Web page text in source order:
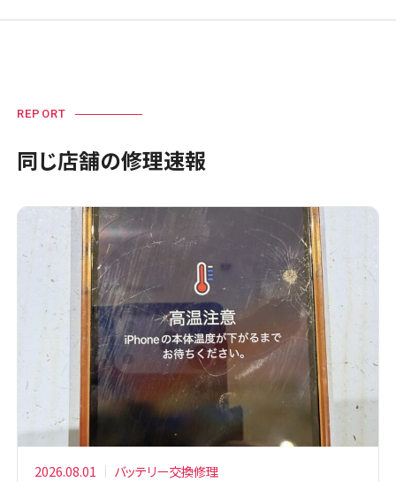
REPORT
同じ店舗の修理速報
2026.08.01 バッテリー交換修理